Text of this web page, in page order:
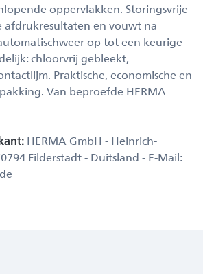
oppervlakken. Storingsvrije
en vouwt na
op tot een keurige
chloorvrij gebleekt,
Praktische, economische en
Van beproefde HERMA
HERMA GmbH - Heinrich-
Filderstadt - Duitsland - E-Mail: